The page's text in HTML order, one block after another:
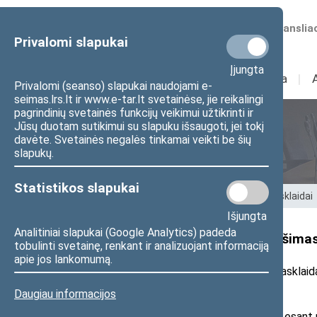
Privalomi slapukai
Įjungta
Privalomi (seanso) slapukai naudojami e-
seimas.lrs.lt ir www.e-tar.lt svetainėse, jie reikalingi
pagrindinių svetainės funkcijų veikimui užtikrinti ir
Jūsų duotam sutikimui su slapuku išsaugoti, jei tokį
davėte. Svetainės negalės tinkamai veikti be šių
slapukų.
Statistikos slapukai
Išjungta
Analitiniai slapukai (Google Analytics) padeda
tobulinti svetainę, renkant ir analizuojant informaciją
apie jos lankomumą.
Daugiau informacijos
Numatomos
Sudėtis Veikla I
Seimo nariai
Pradžia>Seimo nariai Pranešimai žiniasklaidai
Seimo nario A. Bagdono
2025m. lapkričio 21 d. pranešimas